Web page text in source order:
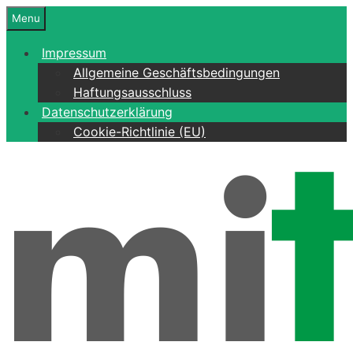
Zum
Inhalt
springen
Menu
Impressum
Allgemeine Geschäftsbedingungen
Haftungsausschluss
Datenschutzerklärung
Cookie-Richtlinie (EU)